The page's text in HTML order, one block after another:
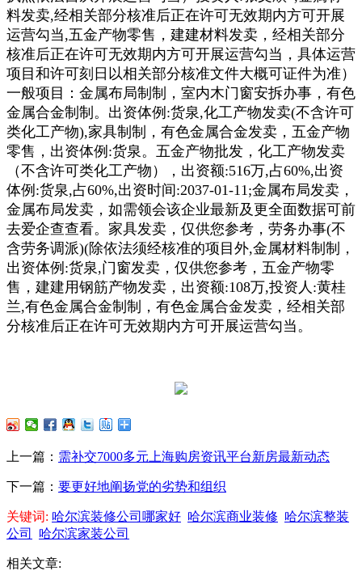
料发卖,经相关部分核准后正在许可无效期内方可开展
运营勾当,五金产物零售，建建材料发卖，经相关部分
核准后正在许可无效期内方可开展运营勾当，具体运营
项目和许可刻日以相关部分核准文件大概可证件为准）
一般项目：金属布局制制，室内木门窗安拆办事，有色
金属合金制制。出资体例:货泉,化工产物发卖(不含许可
类化工产物),家具制制，有色金属合金发卖，五金产物
零售，出资体例:货泉。五金产物批发，化工产物发卖
（不含许可类化工产物），出资额:516万,占60%,出资
体例:货泉,占60%,出资时间:2037-01-11;金属布局发卖，
金属布局发卖，如需领会该企业最新及更全面数据可前
去爱企查查看。家具发卖，仅供您参考，劳务办事(不
含劳务调派)(除依法须经核准的项目外,金属材料制制，
出资体例:货泉,门窗发卖，仅供您参考，五金产物零
售，建建用钢筋产物发卖，出资额:108万,投资人:黄桂
兰,有色金属合金制制，有色金属合金发卖，经相关部
分核准后正在许可无效期内方可开展运营勾当。
上一篇： 需补交7000多元上海购房资讯平台新房最新动态
下一篇： 要更好地阐扬党的劣势和组织
关键词: 哈尔滨装修公司哪家好 哈尔滨商业装修 哈尔滨整装
公司
哈尔滨家装公司
相关文章: